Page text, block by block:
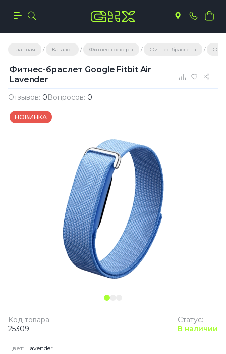
Главная Каталог Фитнес трекеры Фитнес браслеты
Фитнес-браслет Google Fitbit Air
Lavender
Отзывов: 0Вопросов: 0
НОВИНКА
Статус:
В наличии
Код товара:
25309
Цвет: Lavender